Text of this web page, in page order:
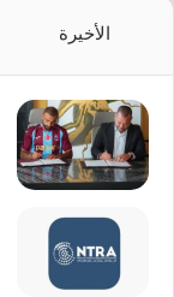
الأخيرة